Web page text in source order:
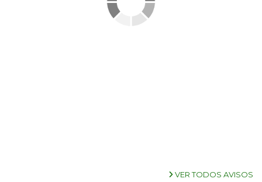
VER TODOS AVISOS